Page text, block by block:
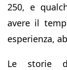
250, e
avere il
esperienza,
Le storie